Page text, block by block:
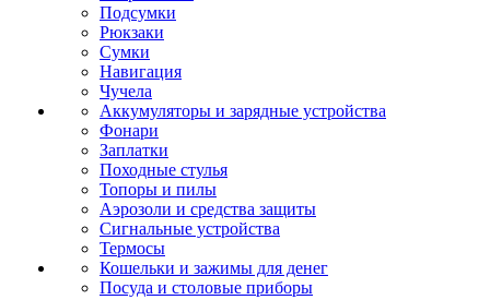
Подсумки
Рюкзаки
Сумки
Навигация
Чучела
Аккумуляторы и зарядные устройства
Фонари
Заплатки
Походные стулья
Топоры и пилы
Аэрозоли и средства защиты
Сигнальные устройства
Термосы
Кошельки и зажимы для денег
Посуда и столовые приборы